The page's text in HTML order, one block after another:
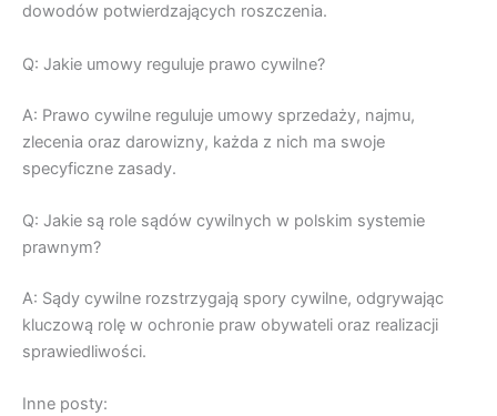
dowodów potwierdzających roszczenia.
Q: Jakie umowy reguluje prawo cywilne?
A: Prawo cywilne reguluje umowy sprzedaży, najmu,
zlecenia oraz darowizny, każda z nich ma swoje
specyficzne zasady.
Q: Jakie są role sądów cywilnych w polskim systemie
prawnym?
A: Sądy cywilne rozstrzygają spory cywilne, odgrywając
kluczową rolę w ochronie praw obywateli oraz realizacji
sprawiedliwości.
Inne posty: